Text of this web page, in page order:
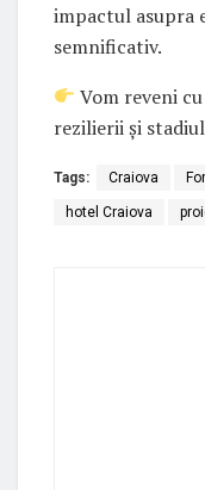
impactul asupra
semnificativ.
Vom reveni
rezilierii și
Tags: Craiova
hotel Craiova